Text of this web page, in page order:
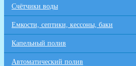
Счётчики воды
Емкости, септики, кессоны, баки
Капельный полив
Автоматический полив